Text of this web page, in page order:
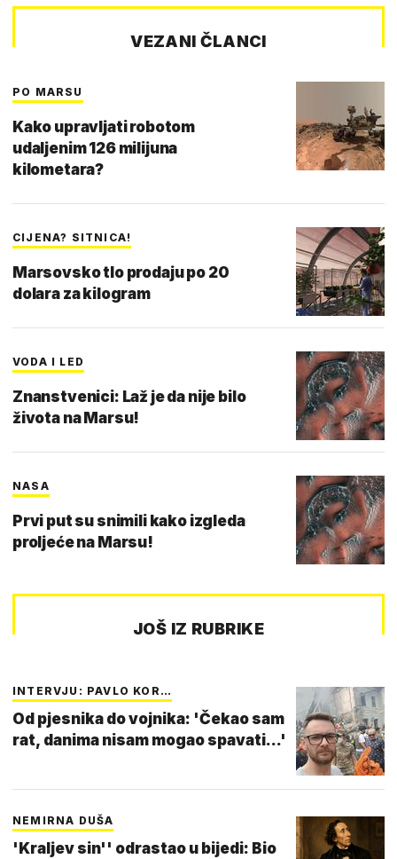
VEZANI ČLANCI
PO MARSU
Kako upravljati robotom
udaljenim 126 milijuna
kilometara?
CIJENA? SITNICA!
Marsovsko tlo prodaju po 20
dolara za kilogram
VODA I LED
Znanstvenici: Laž je da nije bilo
života na Marsu!
NASA
Prvi put su snimili kako izgleda
proljeće na Marsu!
JOŠ IZ RUBRIKE
INTERVJU: PAVLO KOR…
Od pjesnika do vojnika: 'Čekao sam
rat, danima nisam mogao spavati...'
NEMIRNA DUŠA
'Kraljev sin'' odrastao u bijedi: Bio